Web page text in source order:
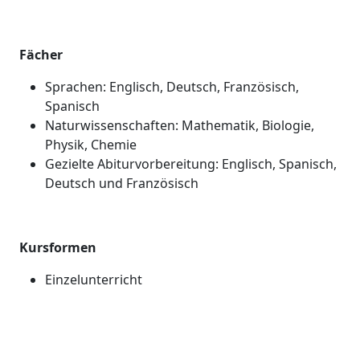
Fächer
Sprachen: Englisch, Deutsch, Französisch,
Spanisch
Naturwissenschaften: Mathematik, Biologie,
Physik, Chemie
Gezielte Abiturvorbereitung: Englisch, Spanisch,
Deutsch und Französisch
Kursformen
Einzelunterricht